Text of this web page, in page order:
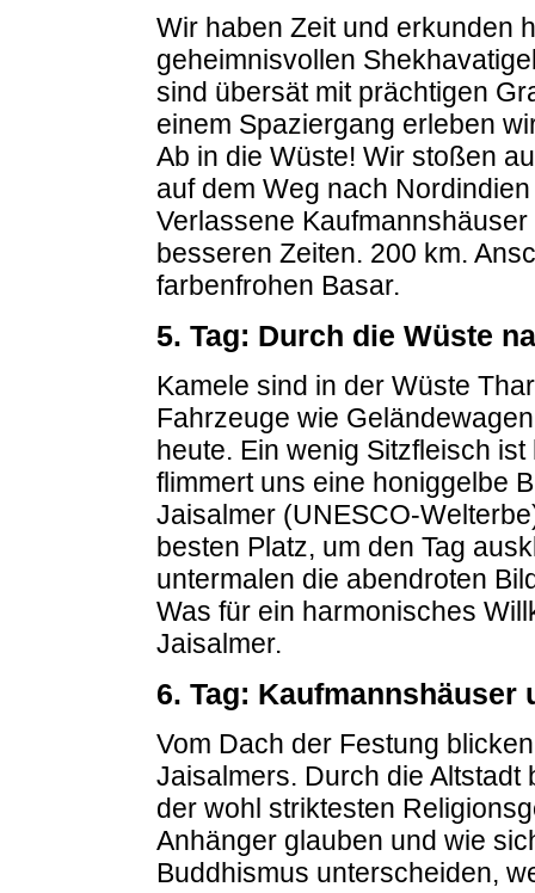
Wir haben Zeit und erkunden
geheimnisvollen
sind übersät mit prächtigen
einem Spaziergang erleben
Ab in die Wüste! Wir stoßen
auf dem Weg nach
Verlassene
besseren Zeiten. 200 km.
farbenfrohen Basar.
5. Tag: Durch die Wüste
Kamele sind in der Wüste
Fahrzeuge wie
heute. Ein wenig Sitzfleisch
flimmert uns eine honiggelbe
Jaisalmer (UNESCO-
besten Platz, um den Tag
untermalen die abendroten
Was für ein harmonisches
Jaisalmer.
6. Tag: Kaufmannshäuser
Vom Dach der Festung
Jaisalmers. Durch die Altstadt
der wohl striktesten
Anhänger glauben und wie
Buddhismus unterscheiden,